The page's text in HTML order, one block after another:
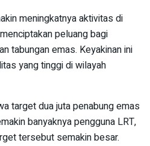
meningkatnya aktivitas di
peluang bagi
tabungan emas. Keyakinan ini
yang tinggi di wilayah
target dua juta penabung emas
banyaknya pengguna LRT,
tersebut semakin besar.